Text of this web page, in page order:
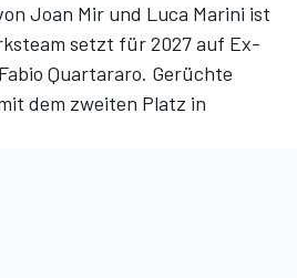
Joan Mir und Luca Marini ist
setzt für 2027 auf Ex-
Quartararo. Gerüchte
dem zweiten Platz in